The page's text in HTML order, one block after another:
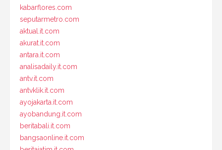
kabarflores.com
seputarmetro.com
aktual.it.com
akurat.it.com
antara.it.com
analisadaily.it.com
antv.it.com
antvklik.it.com
ayojakarta.it.com
ayobandung.it.com
beritabali.it.com
bangsaonline.it.com